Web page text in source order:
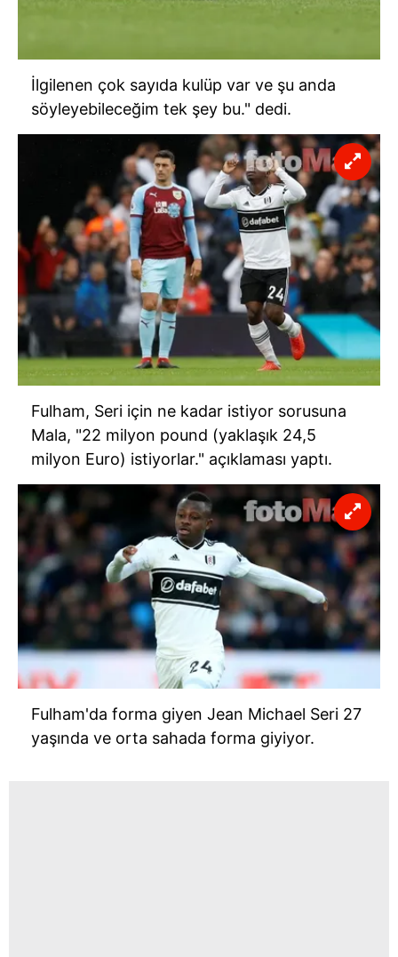
İlgilenen çok sayıda kulüp var ve şu anda
söyleyebileceğim tek şey bu." dedi.
Fulham, Seri için ne kadar istiyor sorusuna
Mala, "22 milyon pound (yaklaşık 24,5
milyon Euro) istiyorlar." açıklaması yaptı.
Fulham'da forma giyen Jean Michael Seri 27
yaşında ve orta sahada forma giyiyor.